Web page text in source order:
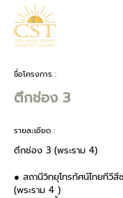
ชื่อโครงการ :
ตึกช่อง 3
รายละเอียด :
ตึกช่อง 3 (พระราม 4)
● สถานีวิทยุโทรทัศน์ไทยทีวี
(พระราม 4 )